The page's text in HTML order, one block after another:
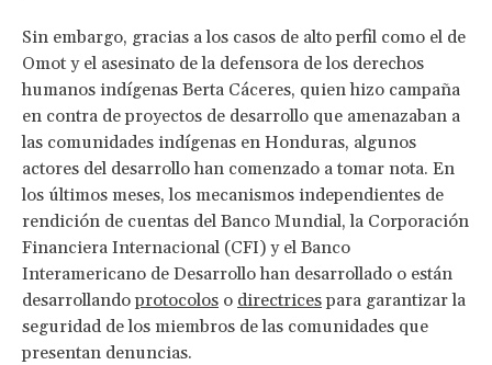
Sin embargo, gracias a los casos de alto perfil como el de
Omot y el asesinato de la defensora de los derechos
humanos indígenas Berta Cáceres, quien hizo campaña
en contra de proyectos de desarrollo que amenazaban a
las comunidades indígenas en Honduras, algunos
actores del desarrollo han comenzado a tomar nota. En
los últimos meses, los mecanismos independientes de
rendición de cuentas del Banco Mundial, la Corporación
Financiera Internacional (CFI) y el Banco
Interamericano de Desarrollo han desarrollado o están
desarrollandoprotocolos o directricespara garantizar la
seguridad de los miembros de las comunidades que
presentan denuncias.